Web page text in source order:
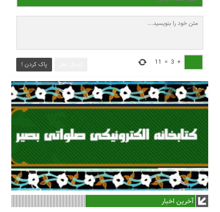
پاک کردن ! +
3
=
11
آخرین اخبار